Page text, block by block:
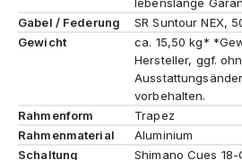
Gabel / Federung
SR Suntour NEX,
Gewicht
ca. 15,50 kg*
Hersteller, ggf.
vorbehalten.
Rahmenform
Trapez
Rahmenmaterial
Aluminium
Schaltung
Shimano Cues